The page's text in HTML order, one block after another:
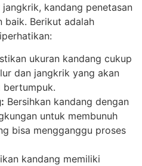
kandang penetasan
baik. Berikut adalah
ukuran kandang cukup
dan jangkrik yang akan
bertumpuk.
Bersihkan kandang dengan
untuk membunuh
bisa mengganggu proses
kandang memiliki